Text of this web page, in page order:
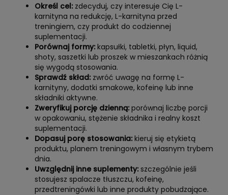
Określ cel: zdecyduj, czy interesuje Cię L-
karnityna na redukcję, L-karnityna przed
treningiem, czy produkt do codziennej
suplementacji.
Porównaj formy: kapsułki, tabletki, płyn, liquid,
shoty, saszetki lub proszek w mieszankach różnią
się wygodą stosowania.
Sprawdź skład: zwróć uwagę na formę L-
karnityny, dodatki smakowe, kofeinę lub inne
składniki aktywne.
Zweryfikuj porcję dzienną: porównaj liczbę porcji
w opakowaniu, stężenie składnika i realny koszt
suplementacji.
Dopasuj porę stosowania: kieruj się etykietą
produktu, planem treningowym i własnym trybem
dnia.
Uwzględnij inne suplementy: szczególnie jeśli
stosujesz spalacze tłuszczu, kofeinę,
przedtreningówki lub inne produkty pobudzające.